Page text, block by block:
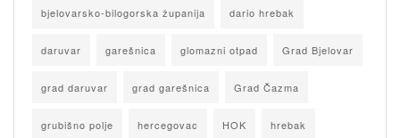
bjelovarsko-bilogorska županija dario hrebak
daruvar garešnica glomazni otpad Grad Bjelovar
grad daruvar grad garešnica Grad Čazma
grubišno polje hercegovac HOK hrebak